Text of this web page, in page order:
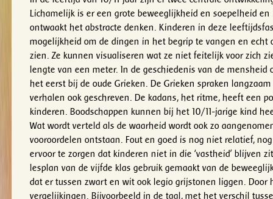
Lichamelijk is er een grote beweeglijkheid en soepelheid
ontwaakt het abstracte denken. Kinderen in deze
mogelijkheid om de dingen in het begrip te vangen en echt
zien. Ze kunnen visualiseren wat ze niet feitelijk voor zich
lengte van een meter. In de geschiedenis van de mensheid
het eerst bij de oude Grieken. De Grieken spraken
verhalen ook geschreven. De kadans, het ritme, heeft een
kinderen. Boodschappen kunnen bij het 10/11-jarige kind
Wat wordt verteld als de waarheid wordt ook zo
vooroordelen ontstaan. Fout en goed is nog niet relatief,
ervoor te zorgen dat kinderen niet in die ‘vastheid’ blijven
lesplan van de vijfde klas gebruik gemaakt van de
dat er tussen zwart en wit ook legio grijstonen liggen. Door
vergelijkingen. Bijvoorbeeld in de taal, met het verschil